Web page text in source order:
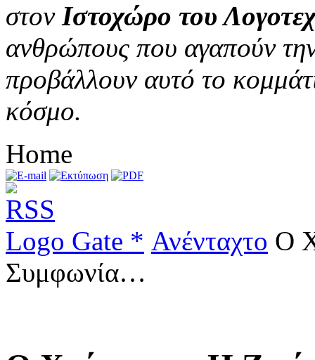
στον Ιστοχώρο του
ανθρώπους που αγαπούν
προβάλλουν αυτό το
κόσμο.
Home
Logo Gate * Ανένταχτο Ο
Συμφωνία…